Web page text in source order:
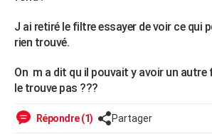
Guides de France
Escapades
Patrimoine
Expositions
Musées
Week-end nature
+LIFESTYLE
Art de vivre
Bien-être
Loisirs
Mode
Modes de vie
SANTE
J ai retiré le filtre essayer de voir ce qui
rien trouvé.
On m a dit qu il pouvait y avoir un autre
le trouve pas ???
Répondre (1) Partager